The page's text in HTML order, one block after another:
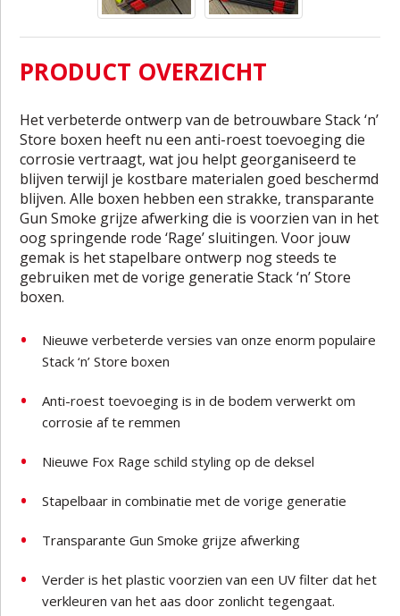
PRODUCT OVERZICHT
Het verbeterde ontwerp van de betrouwbare Stack ‘n’
Store boxen heeft nu een anti-roest toevoeging die
corrosie vertraagt, wat jou helpt georganiseerd te
blijven terwijl je kostbare materialen goed beschermd
blijven. Alle boxen hebben een strakke, transparante
Gun Smoke grijze afwerking die is voorzien van in het
oog springende rode ‘Rage’ sluitingen. Voor jouw
gemak is het stapelbare ontwerp nog steeds te
gebruiken met de vorige generatie Stack ‘n’ Store
boxen.
Nieuwe verbeterde versies van onze enorm populaire
Stack ‘n’ Store boxen
Anti-roest toevoeging is in de bodem verwerkt om
corrosie af te remmen
Nieuwe Fox Rage schild styling op de deksel
Stapelbaar in combinatie met de vorige generatie
Transparante Gun Smoke grijze afwerking
Verder is het plastic voorzien van een UV filter dat het
verkleuren van het aas door zonlicht tegengaat.